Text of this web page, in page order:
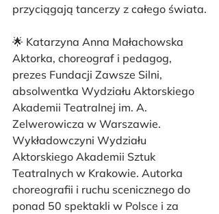
przyciągają tancerzy z całego świata.
🌟 Katarzyna Anna Małachowska
Aktorka, choreograf i pedagog,
prezes Fundacji Zawsze Silni,
absolwentka Wydziału Aktorskiego
Akademii Teatralnej im. A.
Zelwerowicza w Warszawie.
Wykładowczyni Wydziału
Aktorskiego Akademii Sztuk
Teatralnych w Krakowie. Autorka
choreografii i ruchu scenicznego do
ponad 50 spektakli w Polsce i za